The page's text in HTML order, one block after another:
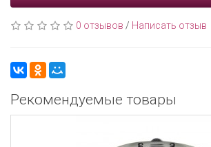
0 отзывов / Написать отзыв
Рекомендуемые товары